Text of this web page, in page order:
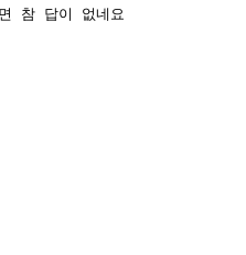
참 답이 없네요